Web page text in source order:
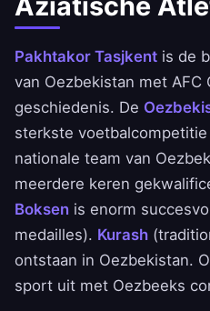
Pakhtakor Tasjkent is de
van Oezbekistan met AFC
geschiedenis. De
sterkste
nationale team van
meerdere keren
Boksen is enorm
medailles). Kurash
ontstaan in Oezbekistan.
sport uit met Oezbeeks